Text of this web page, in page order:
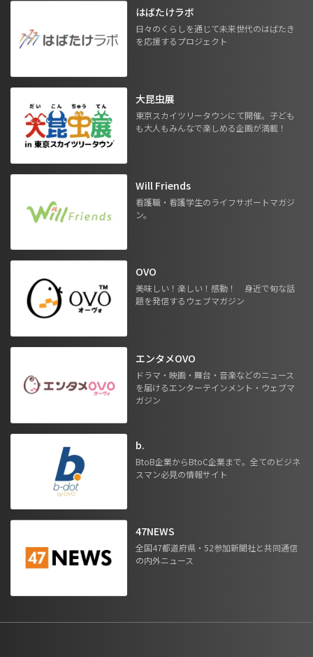
はばたけラボ
日々のくらしを通じて未来世代のはばたき
を応援するプロジェクト
大昆虫展
東京スカイツリータウンにて開催。子ども
も大人もみんなで楽しめる企画が満載！
Will Friends
看護職・看護学生のライフサポートマガジ
ン。
OVO
美味しい！楽しい！感動！ 身近で旬な話
題を発信するウェブマガジン
エンタメOVO
ドラマ・映画・舞台・音楽などのニュース
を届けるエンターテインメント・ウェブマ
ガジン
b.
BtoB企業からBtoC企業まで。全てのビジネ
スマン必見の情報サイト
47NEWS
全国47都道府県・52参加新聞社と共同通信
の内外ニュース